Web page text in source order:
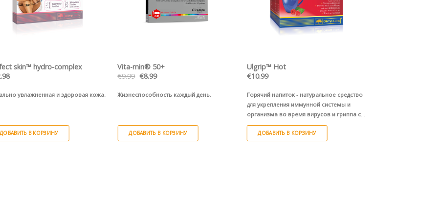
ПРОСМОТР
skin™ hydro-complex
увлажненная и здоровая кожа.
ДОБАВИТЬ В КОРЗИНУ
ПРОСМОТР
Vita-min® 50+
€9.99 Первоначальная
€9.99.
€8.99Текущая
Жизнеспособность каждый день.
ДОБАВИТЬ В КОРЗИНУ
Ulgrip™ Hot
€10.99
Горячий напиток - натуральное средство
для укрепления иммунной системы и
организма во время вирусов и гриппа со
вкусом малины.
ДОБАВИТЬ В КОРЗИНУ